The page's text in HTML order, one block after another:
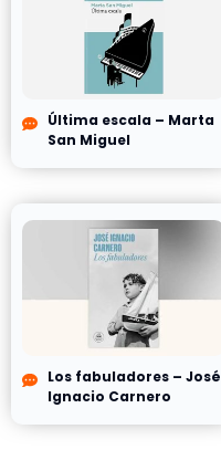
Última escala – Marta
San Miguel
Los fabuladores – José
Ignacio Carnero